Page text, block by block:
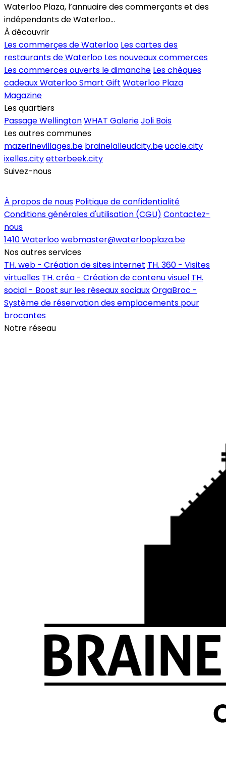
Waterloo Plaza, l’annuaire des commerçants et des
indépendants de Waterloo...
À découvrir
Les commerçes de Waterloo Les cartes des
restaurants de Waterloo Les nouveaux commerces
Les commerces ouverts le dimanche Les chèques
cadeaux Waterloo Smart Gift Waterloo Plaza
Magazine
Les quartiers
Passage WellingtonWHAT GalerieJoli Bois
Les autres communes
mazerinevillages.be brainelalleudcity.beuccle.city
ixelles.cityetterbeek.city
Suivez-nous
À propos de nous Politique de confidentialité
Conditions générales d'utilisation (CGU) Contactez-
nous
1410 Waterloowebmaster@waterlooplaza.be
Nos autres services
TH. web - Création de sites internet TH. 360 - Visites
virtuelles TH. créa - Création de contenu visuel TH.
social - Boost sur les réseaux sociauxOrgaBroc -
Système de réservation des emplacements pour
brocantes
Notre réseau